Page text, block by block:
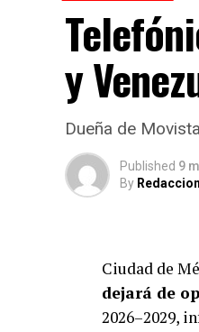
y
Dueña de
Published 9
By Redaccion
Ciudad de
dejará de
2026–2029,